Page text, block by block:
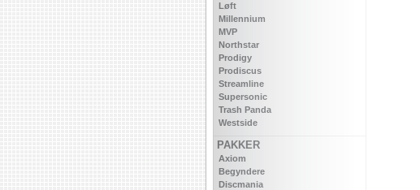
Løft
Millennium
MVP
Northstar
Prodigy
Prodiscus
Streamline
Supersonic
Trash Panda
Westside
PAKKER
Axiom
Begyndere
Discmania